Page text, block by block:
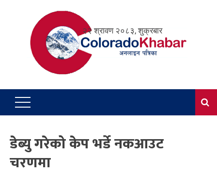
२२ श्रावण २०८३, शुक्रबार
डेब्यु गरेको केप भर्डे नकआउट
चरणमा